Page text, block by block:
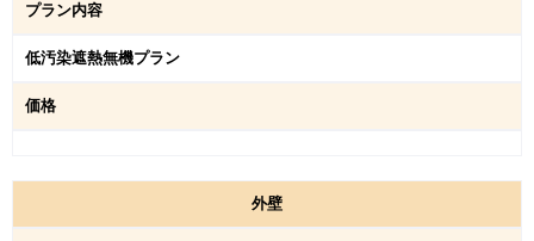
プラン内容
低汚染遮熱無機プラン
価格
外壁